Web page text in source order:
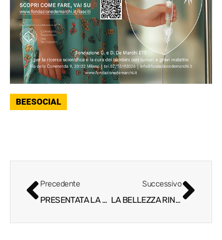
BEESOCIAL
Precedente
PRESENTATA LA GUIDA AI RISTORANTI 2025 FIRMATA IDENTITÁ GOLOSE
Successivo
LA BELLEZZA RINASCIMENTALE RIVIVE IN FEMINA AV